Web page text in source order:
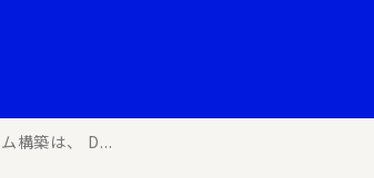
構築は、 D...